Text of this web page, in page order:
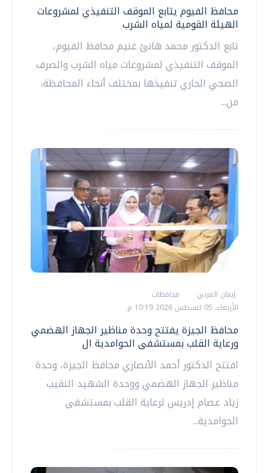
محافظ الفيوم يتابع الموقف التنفيذي لمشروعات
الهيئة القومية لمياه الشرب
تابع الدكتور محمد هانئ غنيم محافظ الفيوم،
الموقف التنفيذي لمشروعات مياه الشرب والصرف
الصحي الجاري تنفيذها بمختلف أنحاء المحافظة،
من...
إيمان العربي
محافظات
الأربعاء، 05 اغسطس 2026 10:19 م
محافظ الجيزة يفتتح وحدة مناظير الجهاز الهضمي
ورعاية القلب بمستشفى الحوامدية ال
افتتح الدكتور أحمد الأنصاري محافظ الجيزة، وحدة
مناظير الجهاز الهضمي ووحدة الشهيد النقيب
زياد عصام إدريس لرعاية القلب بمستشفى
الحوامدية...